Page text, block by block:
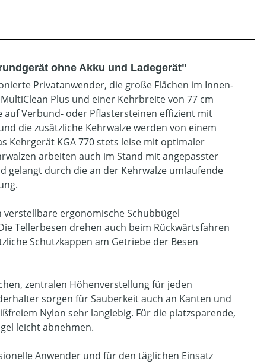
ohne Akku und Ladegerät"
Privatanwender, die große Flächen im Innen-
Plus und einer Kehrbreite von 77 cm
auf Verbund- oder Pflastersteinen effizient mit
die zusätzliche Kehrwalze werden von einem
Kehrgerät KGA 770 stets leise mit optimaler
arbeiten auch im Stand mit angepasster
gelangt durch die an der Kehrwalze umlaufende
verstellbare ergonomische Schubbügel
Tellerbesen drehen auch beim Rückwärtsfahren
Schutzkappen am Getriebe der Besen
zentralen Höhenverstellung für jeden
sorgen für Sauberkeit auch an Kanten und
Nylon sehr langlebig. Für die platzsparende,
leicht abnehmen.
Anwender und für den täglichen Einsatz